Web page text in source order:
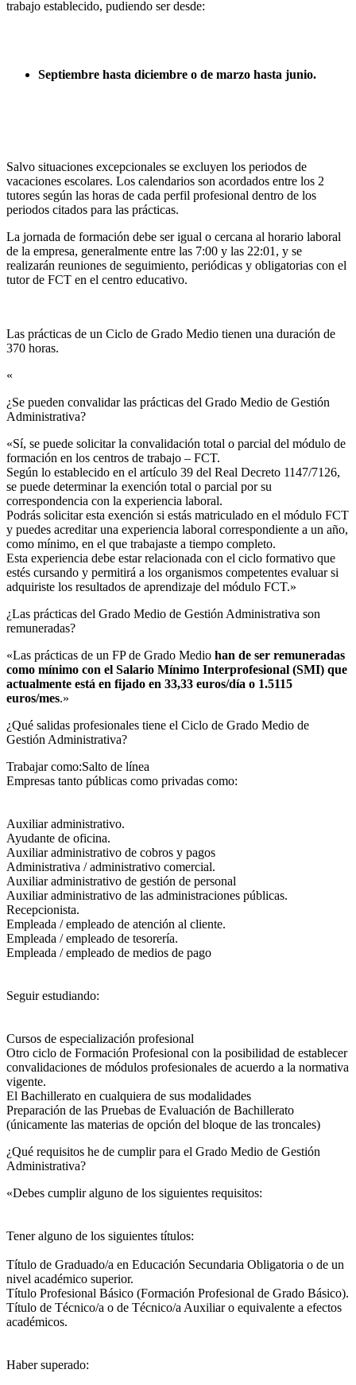
trabajo establecido, pudiendo ser desde:
Septiembre hasta diciembre o de marzo hasta junio.
Salvo situaciones excepcionales se excluyen los periodos de
vacaciones escolares. Los calendarios son acordados entre los 2
tutores según las horas de cada perfil profesional dentro de los
periodos citados para las prácticas.
La jornada de formación debe ser igual o cercana al horario laboral
de la empresa, generalmente entre las 7:00 y las 22:01, y se
realizarán reuniones de seguimiento, periódicas y obligatorias con el
tutor de FCT en el centro educativo.
Las prácticas de un Ciclo de Grado Medio tienen una duración de
370 horas.
«
¿Se pueden convalidar las prácticas del Grado Medio de Gestión
Administrativa?​
«Sí, se puede solicitar la convalidación total o parcial del módulo de
formación en los centros de trabajo – FCT.
Según lo establecido en el artículo 39 del Real Decreto 1147/7126,
se puede determinar la exención total o parcial por su
correspondencia con la experiencia laboral.
Podrás solicitar esta exención si estás matriculado en el módulo FCT
y puedes acreditar una experiencia laboral correspondiente a un año,
como mínimo, en el que trabajaste a tiempo completo.
Esta experiencia debe estar relacionada con el ciclo formativo que
estés cursando y permitirá a los organismos competentes evaluar si
adquiriste los resultados de aprendizaje del módulo FCT.»
¿Las prácticas del Grado Medio de Gestión Administrativa son
remuneradas?​
«Las prácticas de un FP de Grado Medio han de ser remuneradas
como mínimo con el Salario Mínimo Interprofesional (SMI) que
actualmente está en fijado en 33,33 euros/día o 1.5115
euros/mes.»
¿Qué salidas profesionales tiene el Ciclo de Grado Medio de
Gestión Administrativa?​
Trabajar como:Salto de línea
Empresas tanto públicas como privadas como:
Auxiliar administrativo.
Ayudante de oficina.
Auxiliar administrativo de cobros y pagos
Administrativa / administrativo comercial.
Auxiliar administrativo de gestión de personal
Auxiliar administrativo de las administraciones públicas.
Recepcionista.
Empleada / empleado de atención al cliente.
Empleada / empleado de tesorería.
Empleada / empleado de medios de pago
Seguir estudiando:
Cursos de especialización profesional
Otro ciclo de Formación Profesional con la posibilidad de establecer
convalidaciones de módulos profesionales de acuerdo a la normativa
vigente.
El Bachillerato en cualquiera de sus modalidades
Preparación de las Pruebas de Evaluación de Bachillerato
(únicamente las materias de opción del bloque de las troncales)
¿Qué requisitos he de cumplir para el Grado Medio de Gestión
Administrativa?
«Debes cumplir alguno de los siguientes requisitos:
Tener alguno de los siguientes títulos:
Título de Graduado/a en Educación Secundaria Obligatoria o de un
nivel académico superior.
Título Profesional Básico (Formación Profesional de Grado Básico).
Título de Técnico/a o de Técnico/a Auxiliar o equivalente a efectos
académicos.
Haber superado: